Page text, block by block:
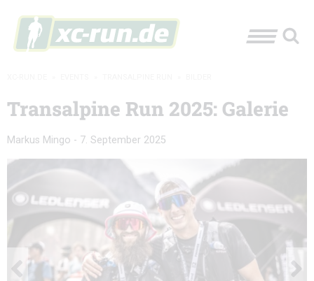
Transalpine Run 2025: Galerie
Markus Mingo - 7. September 2025